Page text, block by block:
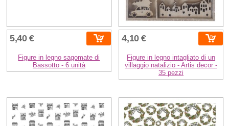
5,40 €
Figure in legno sagomate di
Bassotto - 6 unità
4,10 €
Figure in legno intagliato di un
villaggio natalizio - Artis decor -
35 pezzi